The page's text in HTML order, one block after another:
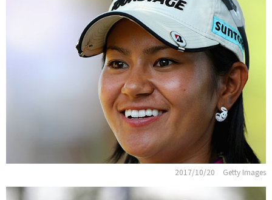
2017/10/20 Getty Images